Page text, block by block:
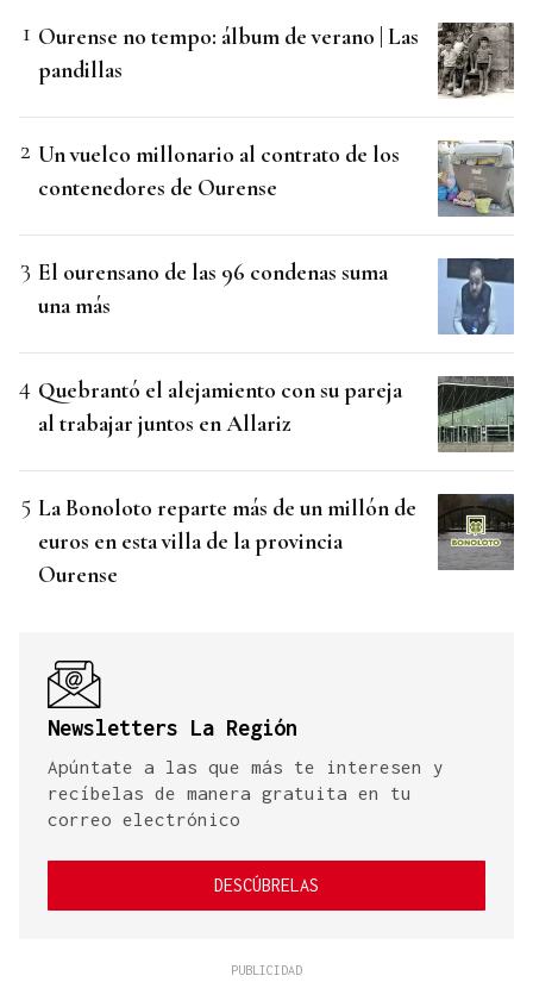
Ourense no tempo: álbum de verano | Las
pandillas
Un vuelco millonario al contrato de los
contenedores de Ourense
El ourensano de las 96 condenas suma
una más
Quebrantó el alejamiento con su pareja
al trabajar juntos en Allariz
La Bonoloto reparte más de un millón de
euros en esta villa de la provincia
Ourense
Newsletters La Región
Apúntate a las que más te interesen y
recíbelas de manera gratuita en tu
correo electrónico
DESCÚBRELAS